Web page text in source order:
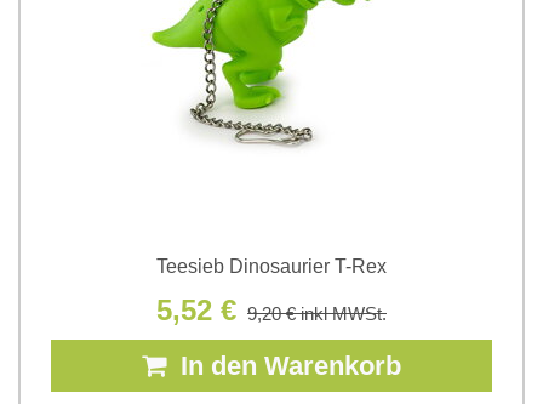
Teesieb Dinosaurier T-Rex
5,52 € 9,20 €inkl MWSt.
In den Warenkorb